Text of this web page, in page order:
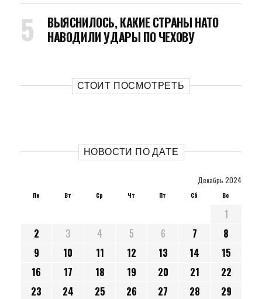
ВЫЯСНИЛОСЬ, КАКИЕ СТРАНЫ НАТО
НАВОДИЛИ УДАРЫ ПО ЧЕХОВУ
СТОИТ ПОСМОТРЕТЬ
НОВОСТИ ПО ДАТЕ
Декабрь 2024
Пн Вт Ср Чт Пт Сб Вс
1
2
3 4 5 6 7
8
9
10 11 12 13 14
15
16
17 18 19 20 21
22
23
24 25 26 27 28
29